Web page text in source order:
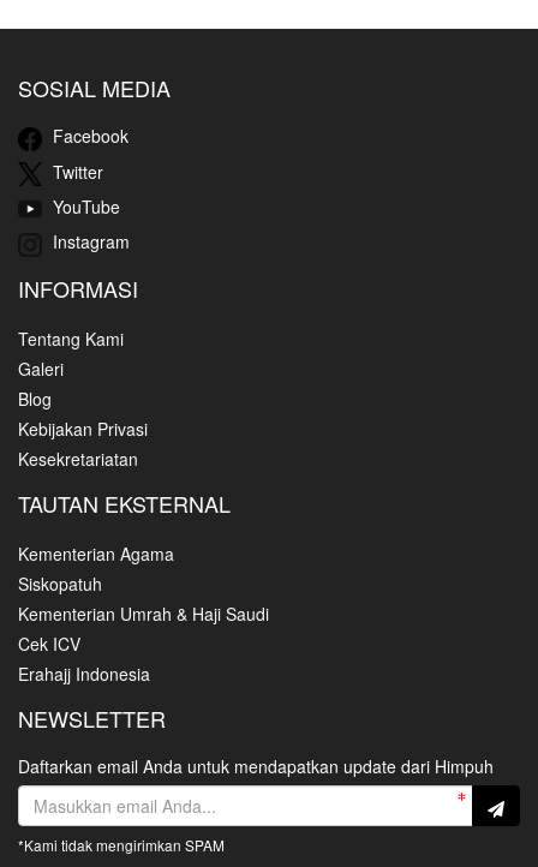
SOSIAL MEDIA
Facebook
Twitter
YouTube
Instagram
INFORMASI
Tentang Kami
Galeri
Blog
Kebijakan Privasi
Kesekretariatan
TAUTAN EKSTERNAL
Kementerian Agama
Siskopatuh
Kementerian Umrah & Haji Saudi
Cek ICV
Erahajj Indonesia
NEWSLETTER
Daftarkan email Anda untuk mendapatkan update dari Himpuh
*Kami tidak mengirimkan SPAM